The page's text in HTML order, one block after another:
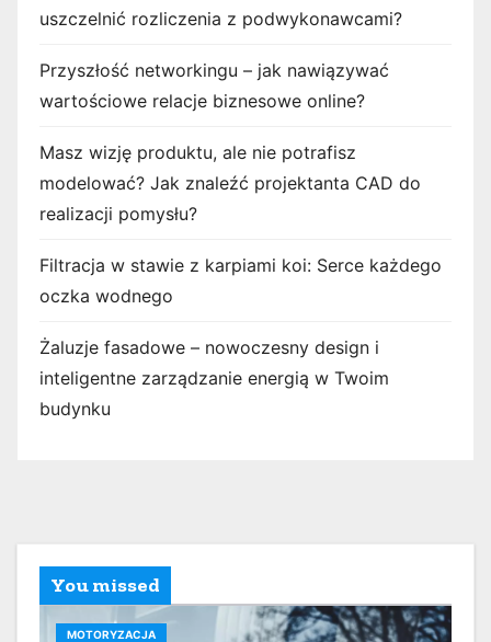
uszczelnić rozliczenia z podwykonawcami?
Przyszłość networkingu – jak nawiązywać
wartościowe relacje biznesowe online?
Masz wizję produktu, ale nie potrafisz
modelować? Jak znaleźć projektanta CAD do
realizacji pomysłu?
Filtracja w stawie z karpiami koi: Serce każdego
oczka wodnego
Żaluzje fasadowe – nowoczesny design i
inteligentne zarządzanie energią w Twoim
budynku
You missed
MOTORYZACJA